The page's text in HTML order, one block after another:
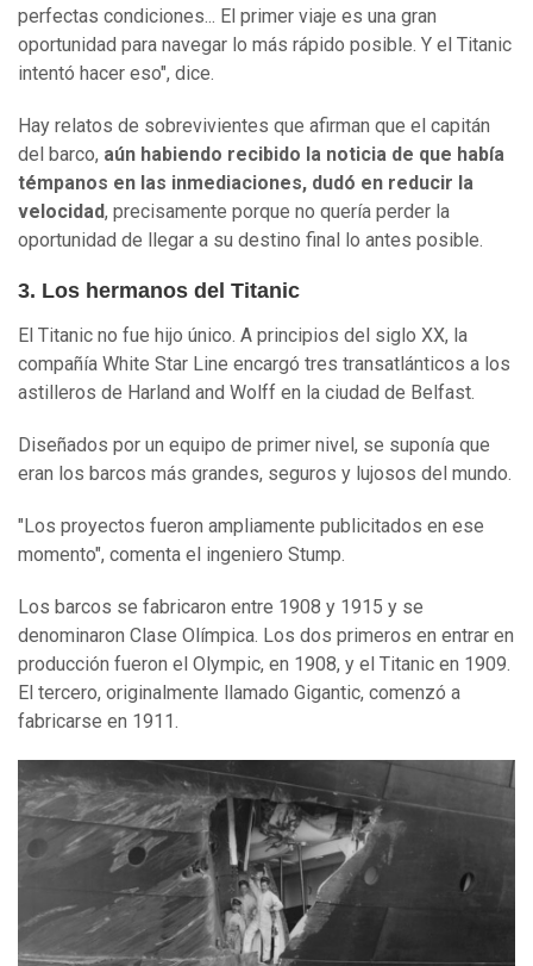
perfectas condiciones... El primer viaje es una gran
oportunidad para navegar lo más rápido posible. Y el Titanic
intentó hacer eso", dice.
Hay relatos de sobrevivientes que afirman que el capitán
del barco, aún habiendo recibido la noticia de que había
témpanos en las inmediaciones, dudó en reducir la
velocidad, precisamente porque no quería perder la
oportunidad de llegar a su destino final lo antes posible.
3. Los hermanos del Titanic
El Titanic no fue hijo único. A principios del siglo XX, la
compañía White Star Line encargó tres transatlánticos a los
astilleros de Harland and Wolff en la ciudad de Belfast.
Diseñados por un equipo de primer nivel, se suponía que
eran los barcos más grandes, seguros y lujosos del mundo.
"Los proyectos fueron ampliamente publicitados en ese
momento", comenta el ingeniero Stump.
Los barcos se fabricaron entre 1908 y 1915 y se
denominaron Clase Olímpica. Los dos primeros en entrar en
producción fueron el Olympic, en 1908, y el Titanic en 1909.
El tercero, originalmente llamado Gigantic, comenzó a
fabricarse en 1911.